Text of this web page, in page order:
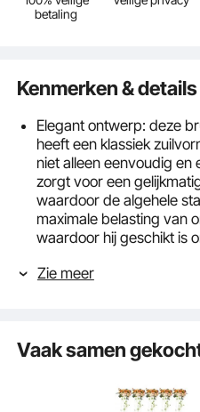
betaling
Kenmerken & details
Elegant ontwerp: deze
heeft een klassiek
niet alleen eenvoudig en
zorgt voor een
waardoor de algehele
maximale belasting van
waardoor hij geschikt is
Hoogwaardige
door, waardoor een
voor de trouwscène
Inhoud van de
Zie meer
Vaak samen